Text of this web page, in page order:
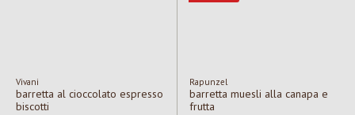
Vivani
barretta al cioccolato espresso
biscotti
Rapunzel
barretta muesli alla canapa e
frutta